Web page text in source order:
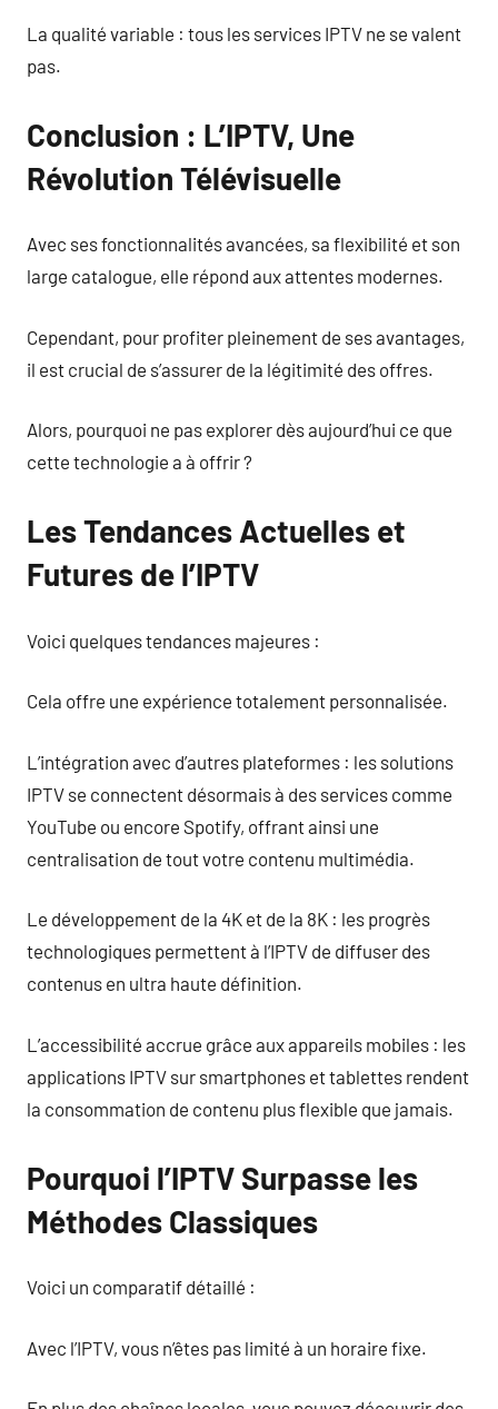
La qualité variable : tous les services IPTV ne se valent
pas.
Conclusion : L’IPTV, Une
Révolution Télévisuelle
Avec ses fonctionnalités avancées, sa flexibilité et son
large catalogue, elle répond aux attentes modernes.
Cependant, pour profiter pleinement de ses avantages,
il est crucial de s’assurer de la légitimité des offres.
Alors, pourquoi ne pas explorer dès aujourd’hui ce que
cette technologie a à offrir ?
Les Tendances Actuelles et
Futures de l’IPTV
Voici quelques tendances majeures :
Cela offre une expérience totalement personnalisée.
L’intégration avec d’autres plateformes : les solutions
IPTV se connectent désormais à des services comme
YouTube ou encore Spotify, offrant ainsi une
centralisation de tout votre contenu multimédia.
Le développement de la 4K et de la 8K : les progrès
technologiques permettent à l’IPTV de diffuser des
contenus en ultra haute définition.
L’accessibilité accrue grâce aux appareils mobiles : les
applications IPTV sur smartphones et tablettes rendent
la consommation de contenu plus flexible que jamais.
Pourquoi l’IPTV Surpasse les
Méthodes Classiques
Voici un comparatif détaillé :
Avec l’IPTV, vous n’êtes pas limité à un horaire fixe.